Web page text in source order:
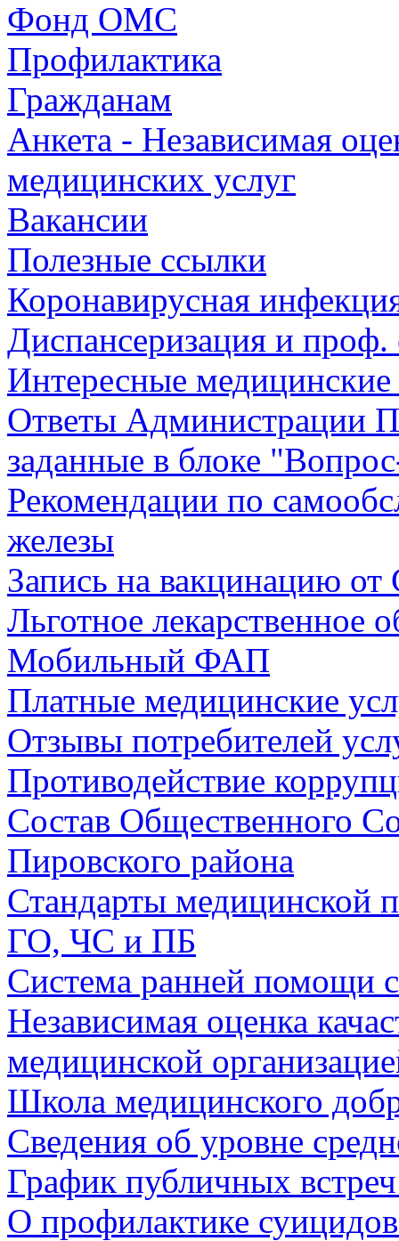
Фонд ОМС
Профилактика
Гражданам
Анкета - Независимая
медицинских услуг
Вакансии
Полезные ссылки
Коронавирусная
Диспансеризация и
Интересные
Ответы Администрации
заданные в блоке
Рекомендации по
железы
Запись на вакцинацию
Льготное лекарственное
Мобильный ФАП
Платные медицинские
Отзывы потребителей
Противодействие
Состав Общественного
Пировского района
Стандарты медицинской
ГО, ЧС и ПБ
Система ранней помощи
Независимая оценка
медицинской
Школа медицинского
Сведения об уровне
График публичных
О профилактике